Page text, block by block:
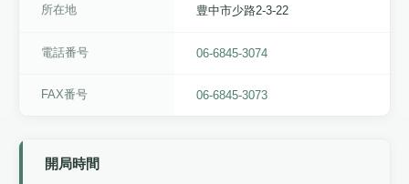
所在地 豊中市少路2-3-22
電話番号 06-6845-3074
FAX番号 06-6845-3073
開局時間